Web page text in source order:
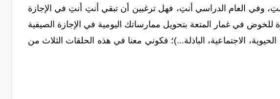
وفي العام الدراسي أنتِ، فهل ترغبين أن تبقي أنتِ أنتِ في الإجازة
في غمار المتعة بتحويل ممارساتك اليومية في الإجازة الصيفية
الاجتماعية، الباذلة...)؛ فكوني معنا في هذه الحلقات الثلاث من